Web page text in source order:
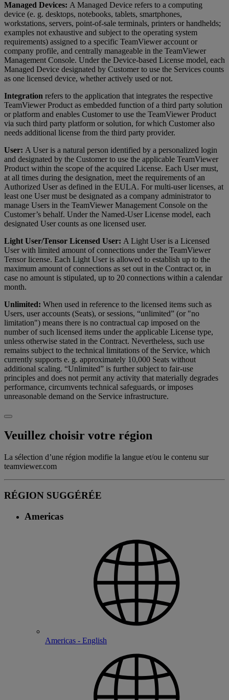
Managed Devices: A Managed Device refers to a computing
device (e. g. desktops, notebooks, tablets, smartphones,
workstations, servers, point-of-sale terminals, printers or handhelds;
examples not exhaustive and subject to the operating system
requirements) assigned to a specific TeamViewer account or
company profile, and centrally manageable in the TeamViewer
Management Console. Under the Device-based License model, each
Managed Device designated by Customer to use the Services counts
as one licensed device, whether actively used or not.
Integration refers to the application that integrates the respective
TeamViewer Product as embedded function of a third party solution
or platform and enables Customer to use the TeamViewer Product
via such third party platform or solution, for which Customer also
needs additional license from the third party provider.
User: A User is a natural person identified by a personalized login
and designated by the Customer to use the applicable TeamViewer
Product within the scope of the acquired License. Each User must,
at all times during the designation, meet the requirements of an
Authorized User as defined in the EULA. For multi-user licenses, at
least one User must be designated as a company administrator to
manage Users in the TeamViewer Management Console on the
Customer’s behalf. Under the Named-User License model, each
designated User counts as one licensed user.
Light User/Tensor Licensed User: A Light User is a Licensed
User with limited amount of connections under the TeamViewer
Tensor license. Each Light User is allowed to establish up to the
maximum amount of connections as set out in the Contract or, in
case no amount is stipulated, up to 20 connections within a calendar
month.
Unlimited: When used in reference to the licensed items such as
Users, user accounts (Seats), or sessions, “unlimited” (or "no
limitation") means there is no contractual cap imposed on the
number of such licensed items under the applicable License type,
unless otherwise stated in the Contract. Nevertheless, such use
remains subject to the technical limitations of the Service, which
currently supports e. g. approximately 10,000 Seats without
additional scaling. “Unlimited” is further subject to fair-use
principles and does not permit any activity that materially degrades
performance, circumvents technical safeguards, or imposes
unreasonable demand on the Service infrastructure.
Veuillez choisir votre région
La sélection d’une région modifie la langue et/ou le contenu sur
teamviewer.com
RÉGION SUGGÉRÉE
Americas
Americas - English